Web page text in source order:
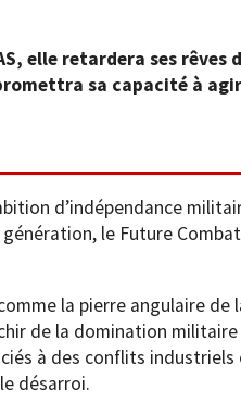
elle retardera ses rêves
sa capacité à
d’indépendance
le Future
la pierre angulaire de
de la domination
à des conflits industriels
désarroi.